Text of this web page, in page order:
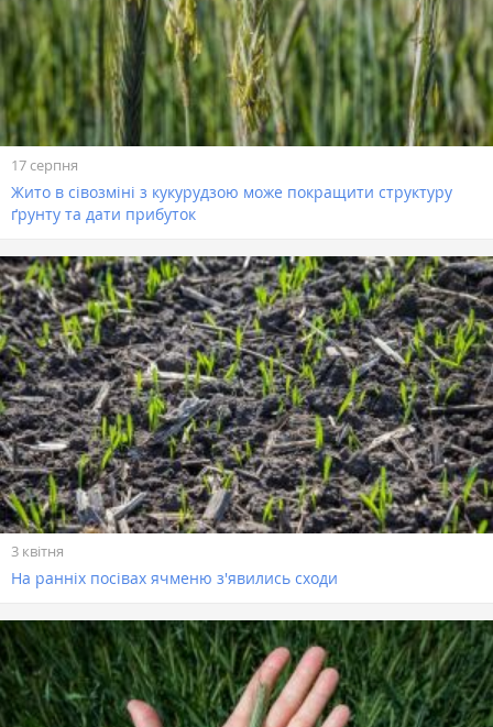
17 серпня
Жито в сівозміні з кукурудзою може покращити структуру
ґрунту та дати прибуток
3 квітня
На ранніх посівах ячменю з'явились сходи